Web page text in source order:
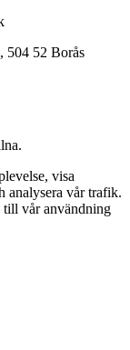
504 52 Borås
visa
analysera vår trafik.
vår användning